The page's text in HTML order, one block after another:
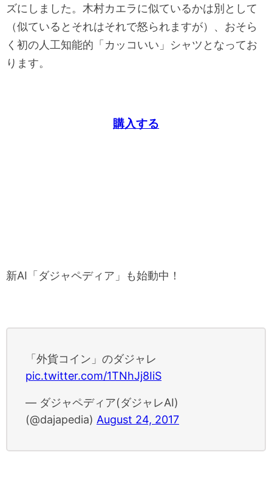
ズにしました。木村カエラに似ているかは別として
（似ているとそれはそれで怒られますが）、おそら
く初の人工知能的「カッコいい」シャツとなってお
ります。
購入する
新AI「ダジャペディア」も始動中！
「外貨コイン」のダジャレ
pic.twitter.com/1TNhJj8IiS
— ダジャペディア(ダジャレAI)
(@dajapedia) August 24, 2017